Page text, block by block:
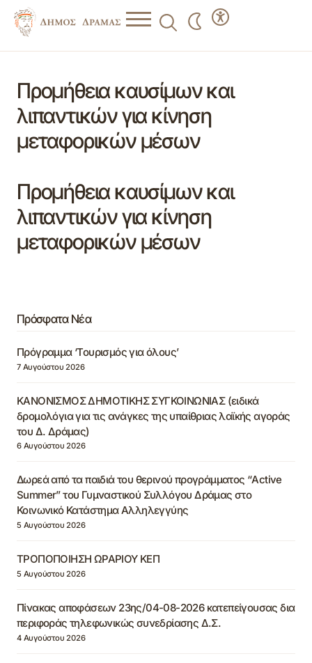
Προμήθεια καυσίμων και
λιπαντικών για κίνηση
μεταφορικών μέσων
Προμήθεια καυσίμων και
λιπαντικών για κίνηση
μεταφορικών μέσων
Πρόσφατα Νέα
Πρόγραμμα ‘Τουρισμός για όλους’
7 Αυγούστου 2026
ΚΑΝΟΝΙΣΜΟΣ ΔΗΜΟΤΙΚΗΣ ΣΥΓΚΟΙΝΩΝΙΑΣ (ειδικά
δρομολόγια για τις ανάγκες της υπαίθριας λαϊκής αγοράς
του Δ. Δράμας)
6 Αυγούστου 2026
Δωρεά από τα παιδιά του θερινού προγράμματος “Active
Summer” του Γυμναστικού Συλλόγου Δράμας στο
Κοινωνικό Κατάστημα Αλληλεγγύης
5 Αυγούστου 2026
ΤΡΟΠΟΠΟΙΗΣΗ ΩΡΑΡΙΟΥ ΚΕΠ
5 Αυγούστου 2026
Πίνακας αποφάσεων 23ης/04-08-2026 κατεπείγουσας δια
περιφοράς τηλεφωνικώς συνεδρίασης Δ.Σ.
4 Αυγούστου 2026